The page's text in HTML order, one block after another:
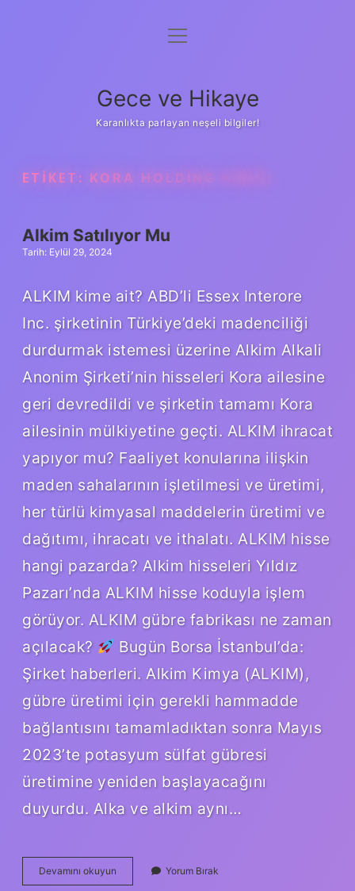
Anasayfa
Yasal Uyarı
menüyü
Gece ve Hikaye
Karanlıkta parlayan neşeli bilgiler!
ETIKET: KORA HOLDING KIMIN
Alkim Satılıyor Mu
Tarih: Eylül 29, 2024
ALKIM kime ait? ABD’li Essex Interore
Inc. şirketinin Türkiye’deki madenciliği
durdurmak istemesi üzerine Alkim Alkali
Anonim Şirketi’nin hisseleri Kora ailesine
geri devredildi ve şirketin tamamı Kora
ailesinin mülkiyetine geçti. ALKIM ihracat
yapıyor mu? Faaliyet konularına ilişkin
maden sahalarının işletilmesi ve üretimi,
her türlü kimyasal maddelerin üretimi ve
dağıtımı, ihracatı ve ithalatı. ALKIM hisse
hangi pazarda? Alkim hisseleri Yıldız
Pazarı’nda ALKIM hisse koduyla işlem
görüyor. ALKIM gübre fabrikası ne zaman
açılacak?
Bugün Borsa İstanbul’da:
Şirket haberleri. Alkim Kimya (ALKIM),
gübre üretimi için gerekli hammadde
bağlantısını tamamladıktan sonra Mayıs
2023’te potasyum sülfat gübresi
üretimine yeniden başlayacağını
duyurdu. Alka ve alkim aynı…
Devamını okuyun
Satılıyor
Yorum Bırak